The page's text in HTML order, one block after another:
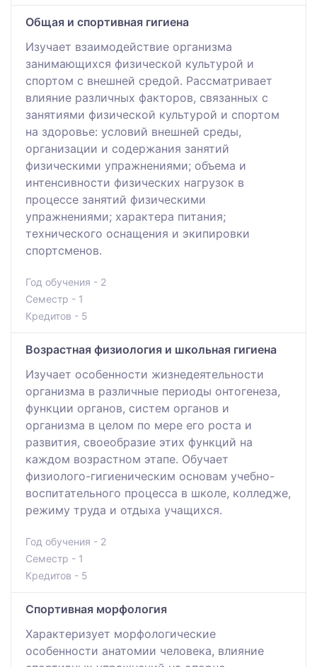
Общая и спортивная гигиена
Изучает взаимодействие организма
занимающихся физической культурой и
спортом с внешней средой. Рассматривает
влияние различных факторов, связанных с
занятиями физической культурой и спортом
на здоровье: условий внешней среды,
организации и содержания занятий
физическими упражнениями; объема и
интенсивности физических нагрузок в
процессе занятий физическими
упражнениями; характера питания;
технического оснащения и экипировки
спортсменов.
Год обучения - 2
Семестр - 1
Кредитов - 5
Возрастная физиология и школьная гигиена
Изучает особенности жизнедеятельности
организма в различные периоды онтогенеза,
функции органов, систем органов и
организма в целом по мере его роста и
развития, своеобразие этих функций на
каждом возрастном этапе. Обучает
физиолого-гигиеническим основам учебно-
воспитательного процесса в школе, колледже,
режиму труда и отдыха учащихся.
Год обучения - 2
Семестр - 1
Кредитов - 5
Спортивная морфология
Характеризует морфологические
особенности анатомии человека, влияние